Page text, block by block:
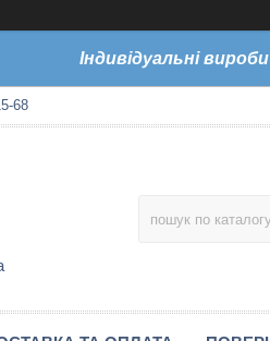
Індивідуальні
68